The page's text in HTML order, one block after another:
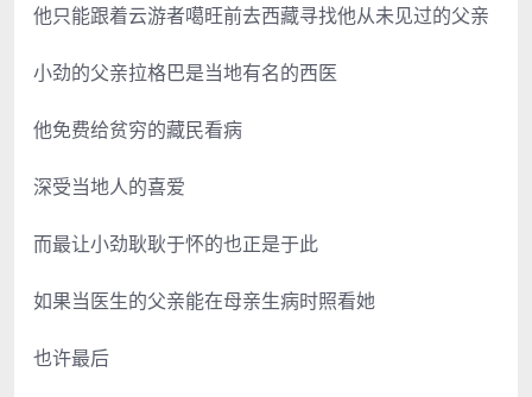
他只能跟着云游者噶旺前去西藏寻找他从未见过的父亲
小劲的父亲拉格巴是当地有名的西医
他免费给贫穷的藏民看病
深受当地人的喜爱
而最让小劲耿耿于怀的也正是于此
如果当医生的父亲能在母亲生病时照看她
也许最后